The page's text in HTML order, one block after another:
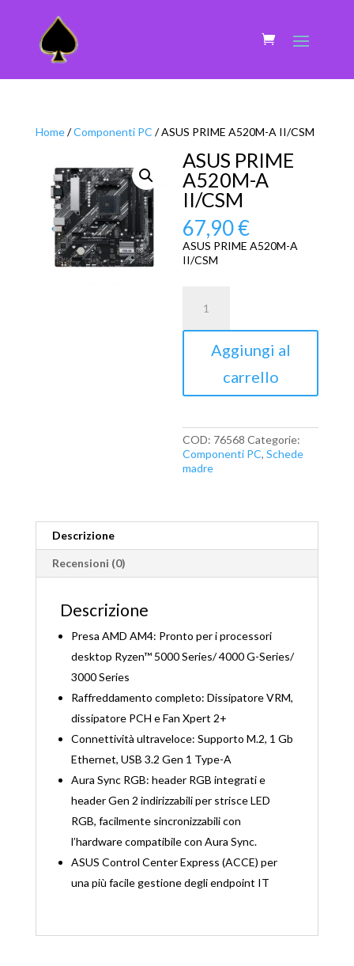
Home/Componenti PC / ASUS PRIME A520M-A II/CSM
ASUS PRIME
A520M-A
II/CSM
67,90€
ASUS PRIME A520M-A
II/CSM
PRIME
A
II/CSMAggiungi al
carrello
COD: 76568 Categorie:
Componenti PC,Schede
madre
Descrizione
Recensioni (0)
Descrizione
Presa AMD AM4: Pronto per i processori
desktop Ryzen™ 5000 Series/ 4000 G-Series/
3000 Series
Raffreddamento completo: Dissipatore VRM,
dissipatore PCH e Fan Xpert 2+
Connettività ultraveloce: Supporto M.2, 1 Gb
Ethernet, USB 3.2 Gen 1 Type-A
Aura Sync RGB: header RGB integrati e
header Gen 2 indirizzabili per strisce LED
RGB, facilmente sincronizzabili con
l’hardware compatibile con Aura Sync.
ASUS Control Center Express (ACCE) per
una più facile gestione degli endpoint IT